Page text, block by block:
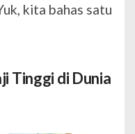
kita bahas satu
Tinggi di Dunia